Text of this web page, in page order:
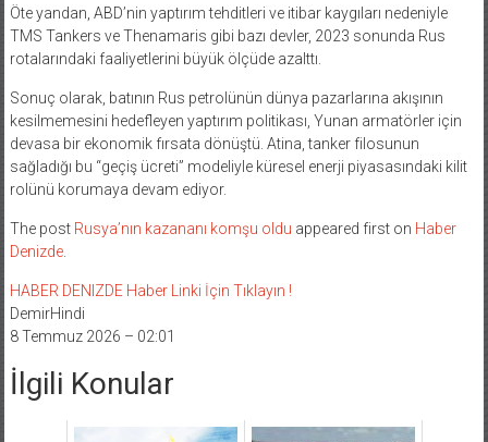
Öte yandan, ABD’nin yaptırım tehditleri ve itibar kaygıları nedeniyle
TMS Tankers ve Thenamaris gibi bazı devler, 2023 sonunda Rus
rotalarındaki faaliyetlerini büyük ölçüde azalttı.
Sonuç olarak, batının Rus petrolünün dünya pazarlarına akışının
kesilmemesini hedefleyen yaptırım politikası, Yunan armatörler için
devasa bir ekonomik fırsata dönüştü. Atina, tanker filosunun
sağladığı bu “geçiş ücreti” modeliyle küresel enerji piyasasındaki kilit
rolünü korumaya devam ediyor.
The post Rusya’nın kazananı komşu oldu appeared first on
HABER DENIZDE Haber Linki İçin Tıklayın !
İlgili Konular